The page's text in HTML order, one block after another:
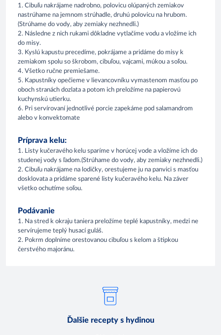
1. Cibuľu nakrájame nadrobno, polovicu olúpaných zemiakov
nastrúhame na jemnom strúhadle, druhú polovicu na hrubom.
(Strúhame do vody, aby zemiaky nezhnedli.)
2. Následne z nich rukami dôkladne vytlačíme vodu a vložíme ich
do misy.
3. Kyslú kapustu precedíme, pokrájame a pridáme do misy k
zemiakom spolu so škrobom, cibuľou, vajcami, múkou a soľou.
4. Všetko ručne premiešame.
5. Kapustníky opečieme v lievancovníku vymastenom masťou po
oboch stranách dozlata a potom ich preložíme na papierovú
kuchynskú utierku.
6. Pri servírovaní jednotlivé porcie zapekáme pod salamandrom
alebo v konvektomate
Príprava kelu:
1. Listy kučeravého kelu sparíme v horúcej vode a vložíme ich do
studenej vody s ľadom.(Strúhame do vody, aby zemiaky nezhnedli.)
2. Cibuľu nakrájame na lodičky, orestujeme ju na panvici s masťou
dosklovata a pridáme sparené listy kučeravého kelu. Na záver
všetko ochutíme soľou.
Podávanie
1. Na stred k okraju taniera preložíme teplé kapustníky, medzi ne
servírujeme teplý husací guláš.
2. Pokrm doplníme orestovanou cibuľou s kelom a štipkou
čerstvého majoránu.
Ďalšie recepty s hydinou